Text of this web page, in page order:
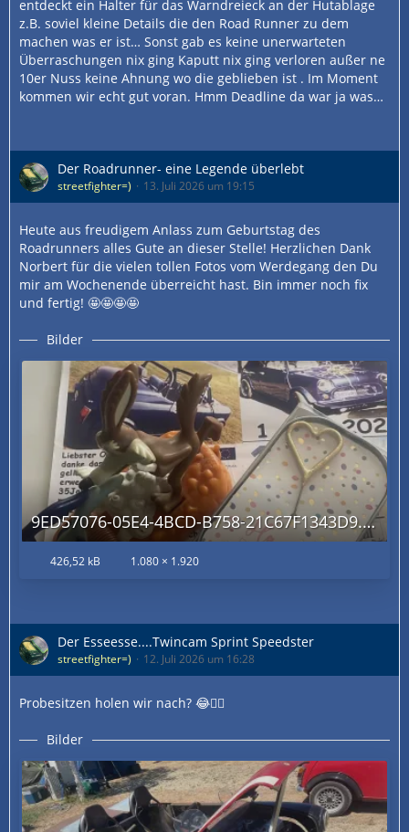
entdeckt ein Halter für das Warndreieck an der Hutablage
z.B. soviel kleine Details die den Road Runner zu dem
machen was er ist… Sonst gab es keine unerwarteten
Überraschungen nix ging Kaputt nix ging verloren außer ne
10er Nuss keine Ahnung wo die geblieben ist . Im Moment
kommen wir echt gut voran. Hmm Deadline da war ja was…
Der Roadrunner- eine Legende überlebt
streetfighter=) 13. Juli 2026 um 19:15
Heute aus freudigem Anlass zum Geburtstag des
Roadrunners alles Gute an dieser Stelle! Herzlichen Dank
Norbert für die vielen tollen Fotos vom Werdegang den Du
mir am Wochenende überreicht hast. Bin immer noch fix
und fertig! 🤩🤩🤩🤩
Bilder
9ED57076-05E4-4BCD-B758-21C67F1343D9.jpg
426,52 kB 1.080 × 1.920
Der Esseesse....Twincam Sprint Speedster
streetfighter=) 12. Juli 2026 um 16:28
Probesitzen holen wir nach? 😂👍🏻
Bilder